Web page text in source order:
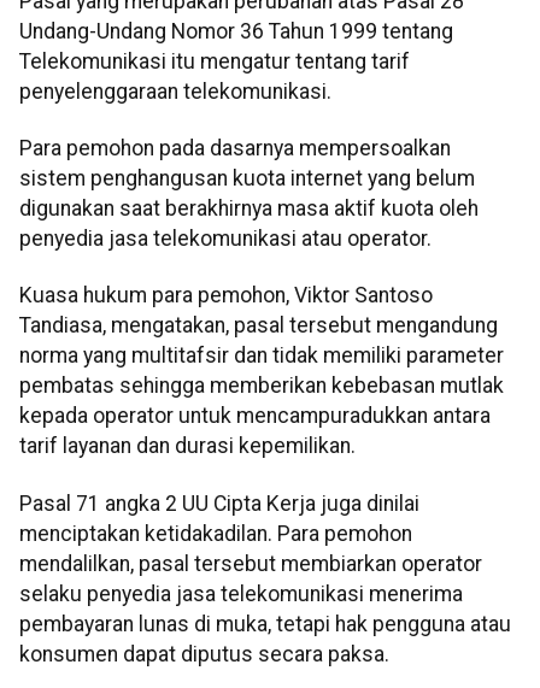
Undang-Undang Nomor 36 Tahun 1999 tentang
Telekomunikasi itu mengatur tentang tarif
penyelenggaraan telekomunikasi.
Para pemohon pada dasarnya mempersoalkan
sistem penghangusan kuota internet yang belum
digunakan saat berakhirnya masa aktif kuota oleh
penyedia jasa telekomunikasi atau operator.
Kuasa hukum para pemohon, Viktor Santoso
Tandiasa, mengatakan, pasal tersebut mengandung
norma yang multitafsir dan tidak memiliki parameter
pembatas sehingga memberikan kebebasan mutlak
kepada operator untuk mencampuradukkan antara
tarif layanan dan durasi kepemilikan.
Pasal 71 angka 2 UU Cipta Kerja juga dinilai
menciptakan ketidakadilan. Para pemohon
mendalilkan, pasal tersebut membiarkan operator
selaku penyedia jasa telekomunikasi menerima
pembayaran lunas di muka, tetapi hak pengguna atau
konsumen dapat diputus secara paksa.